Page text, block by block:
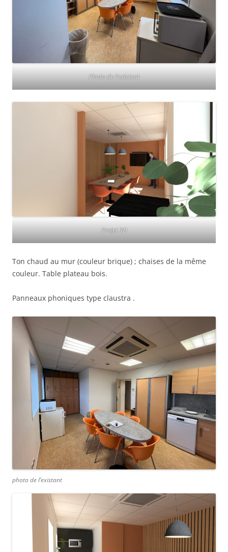
Photo de l’existant
Projet 3D
Ton chaud au mur (couleur brique) ; chaises de la même
couleur. Table plateau bois.
Panneaux phoniques type claustra .
photo de l’existant